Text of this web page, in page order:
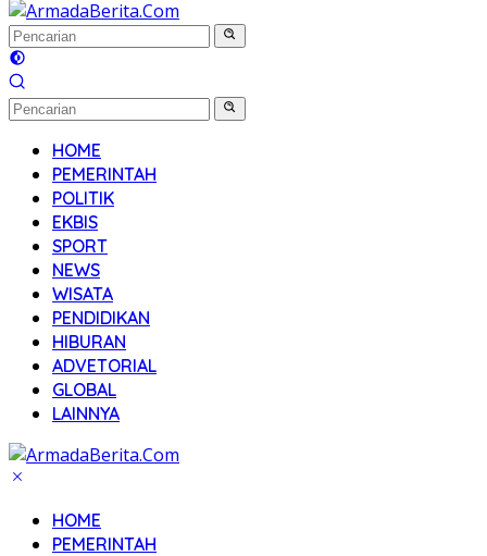
HOME
PEMERINTAH
POLITIK
EKBIS
SPORT
NEWS
WISATA
PENDIDIKAN
HIBURAN
ADVETORIAL
GLOBAL
LAINNYA
HOME
PEMERINTAH